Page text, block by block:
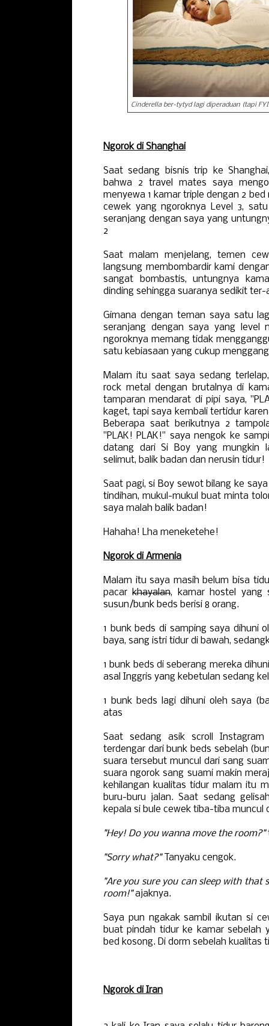
Cinderella ber-tytyd lagi diperaduan (tapi
Ngorok di Shanghai
Saat sedang bisnis trip ke
bahwa 2 travel mates saya
menyewa 1 kamar triple dengan 2
cewek yang ngoroknya Level 3,
seranjang dengan saya yang
2
Saat malam menjelang, temen
langsung membombardir kami
sangat bombastis, untungnya
dinding sehingga suaranya sedikit ter-
Gimana dengan teman saya satu
seranjang dengan saya yang level
ngoroknya memang tidak
satu kebiasaan yang cukup
Malam itu saat saya sedang
rock metal dengan brutalnya di
tamparan mendarat di pipi saya,
kaget, tapi saya kembali tertidur
Beberapa saat berikutnya 2
"PLAK! PLAK!" saya nengok ke
datang dari Si Boy yang mungkin
selimut, balik badan dan nerusin tidur!
Saat pagi, si Boy sewot bilang ke
tindihan, mukul-mukul buat minta
saya malah balik badan!
Hahaha! Lha meneketehe!
Ngorok di Armenia
Malam itu saya masih belum bisa
pacarkhayalan, kamar hostel yang
susun/bunk beds berisi 8 orang.
1 bunk beds di samping saya dihuni
baya, sang istri tidur di bawah,
1 bunk beds di seberang mereka
asal Inggris yang kebetulan sedang
1 bunk beds lagi dihuni oleh saya
atas
Saat sedang asik scroll
terdengar dari bunk beds sebelah
suara tersebut muncul dari sang
suara ngorok sang suami makin
kehilangan kualitas tidur malam itu
buru-buru jalan. Saat sedang
kepala si bule cewek tiba-tiba muncul
"Hey! Do you wanna move the room?"
"Sorry what?" Tanyaku cengok.
"Are you sure you can sleep with that
room!"ajaknya.
Saya pun ngakak sambil ikutan si
buat pindah tidur ke kamar sebelah
bed kosong. Di dorm sebelah kualitas
Ngorok di Iran